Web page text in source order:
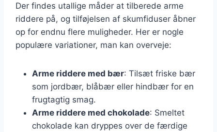
Der findes utallige måder at tilberede arme
riddere på, og tilføjelsen af skumfiduser åbner
op for endnu flere muligheder. Her er nogle
populære variationer, man kan overveje:
Arme riddere med bær: Tilsæt friske bær
som jordbær, blåbær eller hindbær for en
frugtagtig smag.
Arme riddere med chokolade: Smeltet
chokolade kan dryppes over de færdige